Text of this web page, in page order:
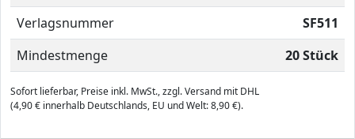
Verlagsnummer
SF511
Mindestmenge
20 Stück
Sofort lieferbar, Preise inkl. MwSt., zzgl. Versand mit DHL
(4,90 € innerhalb Deutschlands, EU und Welt: 8,90 €).